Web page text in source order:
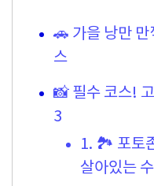
🚗 가을 낭만
스
📸 필수 코스!
3
1. 🏞️ 포토
살아있는